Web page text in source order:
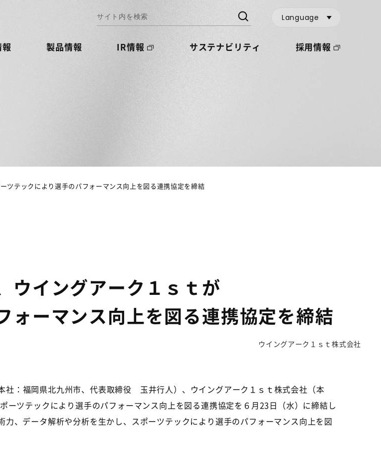
製品情報 IR情報 サステナビリティ 採用情報
Language
ツテックにより選手のパフォーマンス向上を図る連携協定を締結
ウイングアーク１ｓｔが
ォーマンス向上を図る連携協定を締結
ウイングアーク１ｓｔ株式会社
：福岡県北九州市、代表取締役 玉井行人）、ウイングアーク１ｓｔ株式会社（本
ーツテックにより選手のパフォーマンス向上を図る連携協定を６月23日（水）に締結し
力、データ解析や分析を生かし、スポーツテックにより選手のパフォーマンス向上を図